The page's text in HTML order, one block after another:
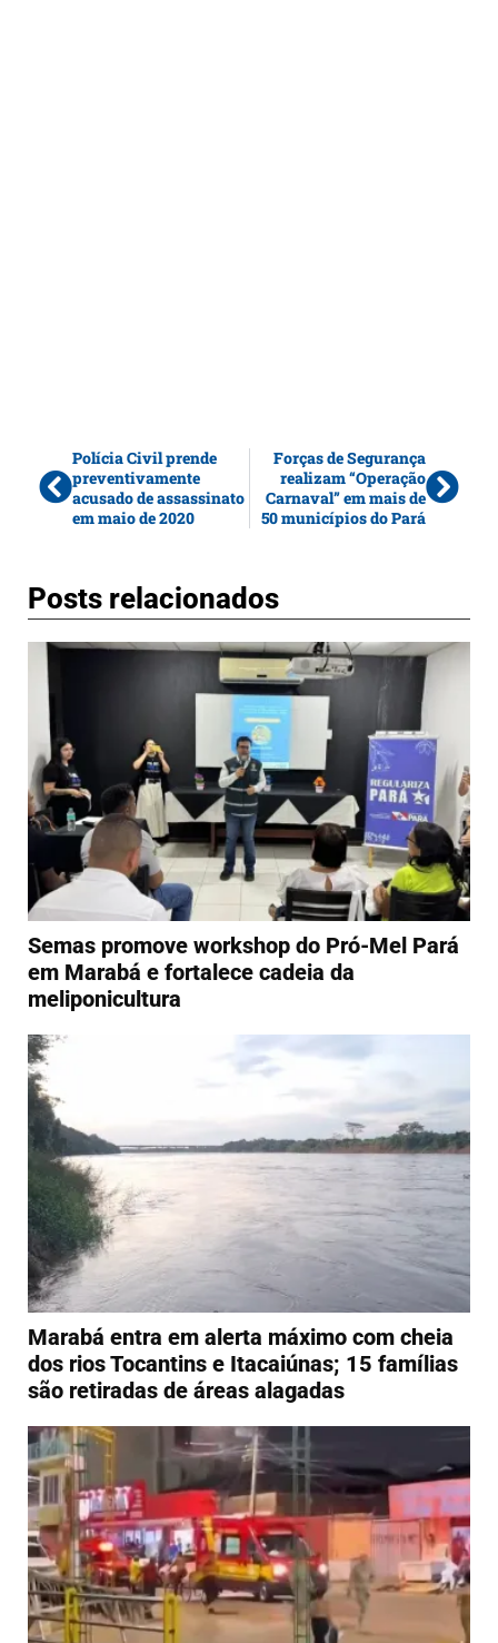
Polícia Civil prende
preventivamente
acusado de assassinato
em maio de 2020
Forças de Segurança
realizam “Operação
Carnaval” em mais de
50 municípios do Pará
Posts relacionados
Semas promove workshop do Pró-Mel Pará
em Marabá e fortalece cadeia da
meliponicultura
Marabá entra em alerta máximo com cheia
dos rios Tocantins e Itacaiúnas; 15 famílias
são retiradas de áreas alagadas